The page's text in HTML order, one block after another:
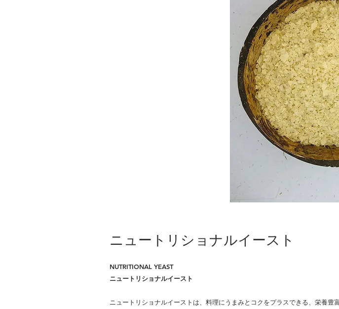
ニュートリショナルイースト
NUTRITIONAL YEAST
ニュートリショナルイースト
ニュートリショナルイーストは、料理にうまみとコクをプラスできる、栄養豊